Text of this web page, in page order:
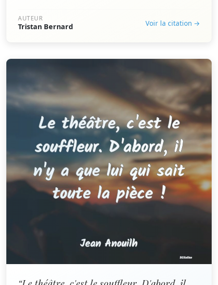
AUTEUR
Tristan Bernard Voir la citation →